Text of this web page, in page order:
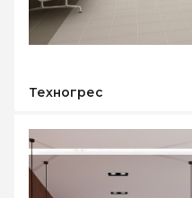
Техногрес